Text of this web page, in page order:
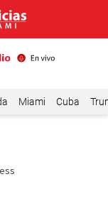
Miami Cuba